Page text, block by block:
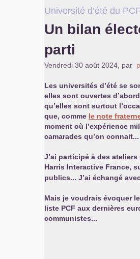
Université d’été du PCF
Un bilan
parti
Vendredi 30 août 2024 par
Les universités d’été se
elles sont ouvertes
qu’elles sont surtout
que, comme le note
moment où l’expérience
camarades qu’on
J’ai participé à des
Harris Interactive France,
publics... J’ai échangé
Mais je voudrais évoquer
liste PCF aux dernières
communistes...